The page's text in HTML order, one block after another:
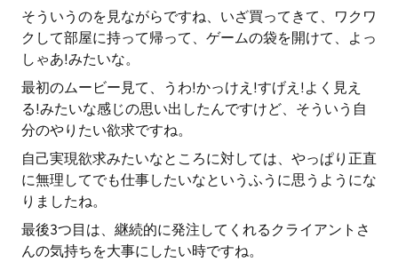
そういうのを見ながらですね、いざ買ってきて、ワクワ
クして部屋に持って帰って、ゲームの袋を開けて、よっ
しゃあ!みたいな。
最初のムービー見て、うわ!かっけえ!すげえ!よく見え
る!みたいな感じの思い出したんですけど、そういう自
分のやりたい欲求ですね。
自己実現欲求みたいなところに対しては、やっぱり正直
に無理してでも仕事したいなというふうに思うようにな
りましたね。
最後3つ目は、継続的に発注してくれるクライアントさ
んの気持ちを大事にしたい時ですね。